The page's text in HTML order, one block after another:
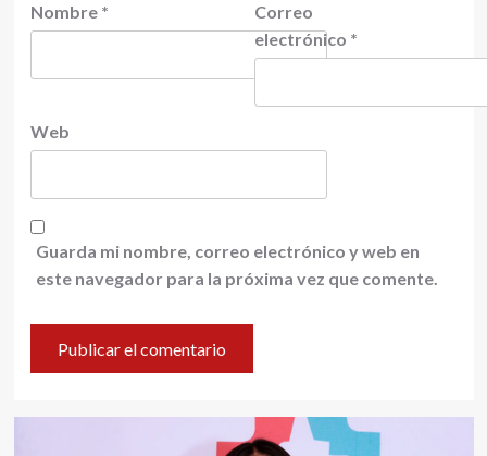
Nombre *
Correo
electrónico *
Web
Guarda mi nombre, correo electrónico y web en
este navegador para la próxima vez que comente.